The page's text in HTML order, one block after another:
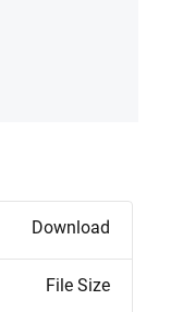
Download
File Size